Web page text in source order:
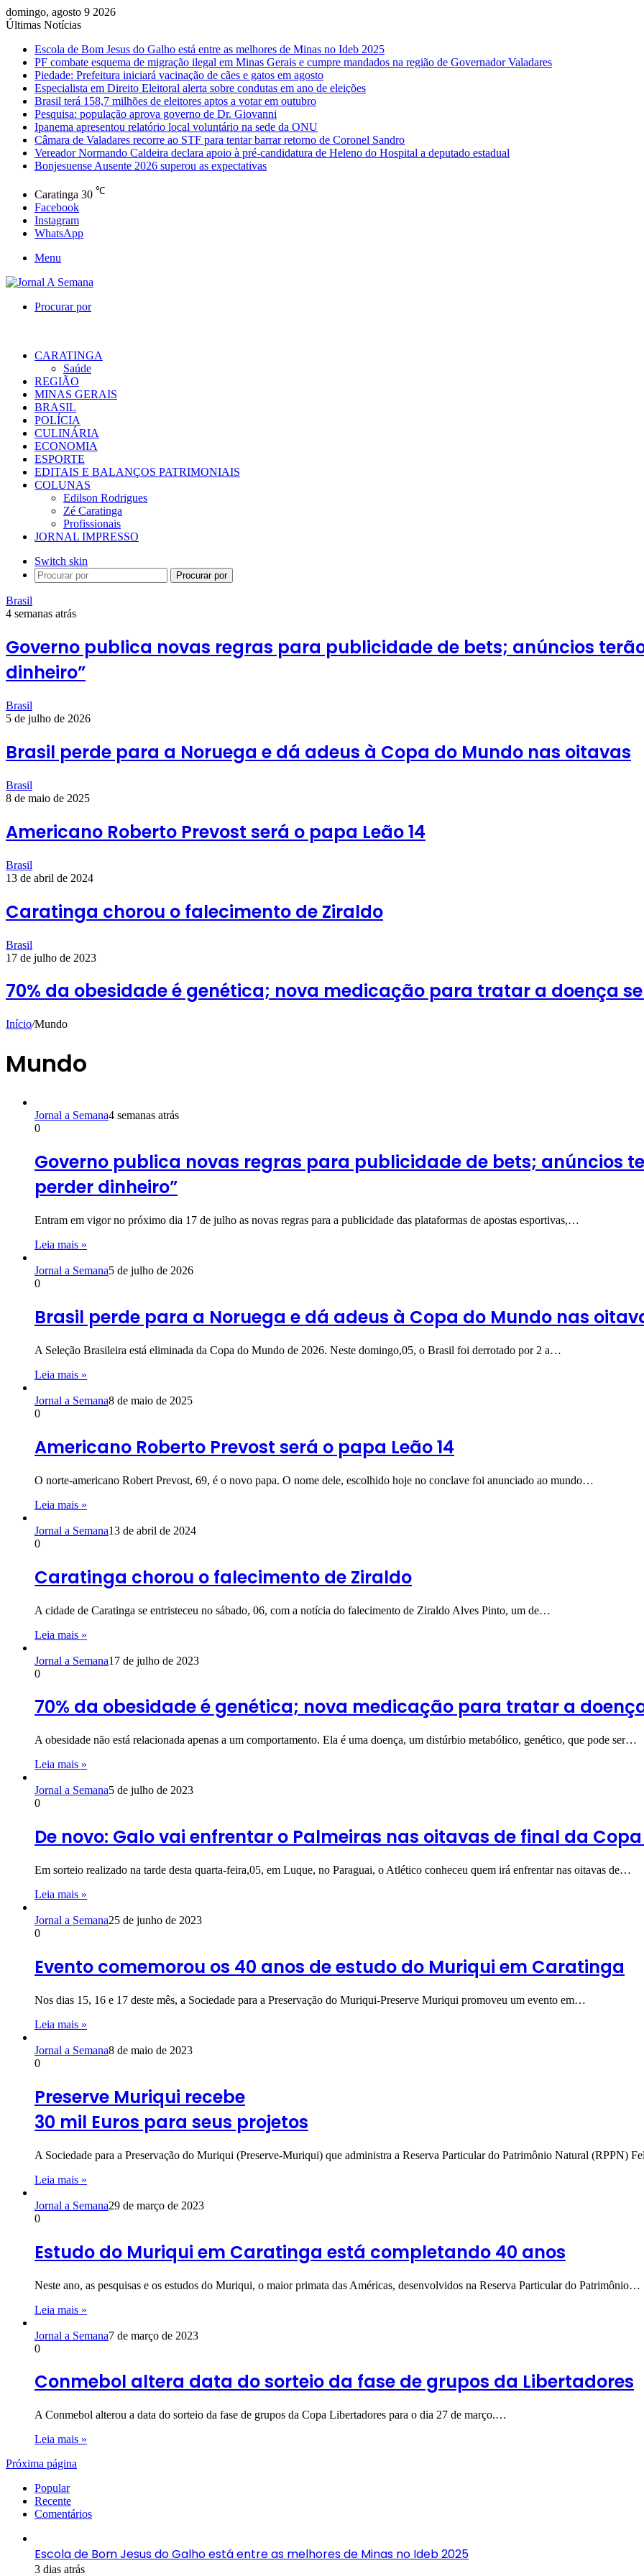
domingo, agosto 9 2026
Últimas Notícias
Escola de Bom Jesus do Galho está entre as melhores de Minas no Ideb 2025
PF combate esquema de migração ilegal em Minas Gerais e cumpre mandados na região de Governador Valadares
Piedade: Prefeitura iniciará vacinação de cães e gatos em agosto
Especialista em Direito Eleitoral alerta sobre condutas em ano de eleições
Brasil terá 158,7 milhões de eleitores aptos a votar em outubro
Pesquisa: população aprova governo de Dr. Giovanni
Ipanema apresentou relatório local voluntário na sede da ONU
Câmara de Valadares recorre ao STF para tentar barrar retorno de Coronel Sandro
Vereador Normando Caldeira declara apoio à pré-candidatura de Heleno do Hospital a deputado estadual
Bonjesuense Ausente 2026 superou as expectativas
Caratinga 30 ℃
Facebook
Instagram
WhatsApp
Menu
Procurar por
CARATINGA
Saúde
REGIÃO
MINAS GERAIS
BRASIL
POLÍCIA
CULINÁRIA
ECONOMIA
ESPORTE
EDITAIS E BALANÇOS PATRIMONIAIS
COLUNAS
Edilson Rodrigues
Zé Caratinga
Profissionais
JORNAL IMPRESSO
Switch skin
Procurar por
Brasil
4 semanas atrás
Governo publica novas regras para publicidade de bets; anúncios
dinheiro”
Brasil
5 de julho de 2026
Brasil perde para a Noruega e dá adeus à Copa do Mundo nas oitavas
Brasil
8 de maio de 2025
Americano Roberto Prevost será o papa Leão 14
Brasil
13 de abril de 2024
Caratinga chorou o falecimento de Ziraldo
Brasil
17 de julho de 2023
70% da obesidade é genética; nova medicação para tratar a doença
Início/Mundo
Mundo
Jornal a Semana4 semanas atrás
0
Governo publica novas regras para publicidade de bets; anúncios
perder dinheiro”
Entram em vigor no próximo dia 17 de julho as novas regras para a publicidade das plataformas de apostas esportivas,…
Leia mais »
Jornal a Semana5 de julho de 2026
0
Brasil perde para a Noruega e dá adeus à Copa do Mundo nas
A Seleção Brasileira está eliminada da Copa do Mundo de 2026. Neste domingo,05, o Brasil foi derrotado por 2 a…
Leia mais »
Jornal a Semana8 de maio de 2025
0
Americano Roberto Prevost será o papa Leão 14
O norte-americano Robert Prevost, 69, é o novo papa. O nome dele, escolhido hoje no conclave foi anunciado ao mundo…
Leia mais »
Jornal a Semana13 de abril de 2024
0
Caratinga chorou o falecimento de Ziraldo
A cidade de Caratinga se entristeceu no sábado, 06, com a notícia do falecimento de Ziraldo Alves Pinto, um de…
Leia mais »
Jornal a Semana17 de julho de 2023
0
70% da obesidade é genética; nova medicação para tratar a
A obesidade não está relacionada apenas a um comportamento. Ela é uma doença, um distúrbio metabólico, genético, que pode ser…
Leia mais »
Jornal a Semana5 de julho de 2023
0
De novo: Galo vai enfrentar o Palmeiras nas oitavas de final da
Em sorteio realizado na tarde desta quarta-feira,05, em Luque, no Paraguai, o Atlético conheceu quem irá enfrentar nas oitavas de…
Leia mais »
Jornal a Semana25 de junho de 2023
0
Evento comemorou os 40 anos de estudo do Muriqui em Caratinga
Nos dias 15, 16 e 17 deste mês, a Sociedade para a Preservação do Muriqui-Preserve Muriqui promoveu um evento em…
Leia mais »
Jornal a Semana8 de maio de 2023
0
Preserve Muriqui recebe
30 mil Euros para seus projetos
A Sociedade para a Preservação do Muriqui (Preserve-Muriqui) que administra a Reserva Particular do Patrimônio Natural (RPPN)
Leia mais »
Jornal a Semana29 de março de 2023
0
Estudo do Muriqui em Caratinga está completando 40 anos
Neste ano, as pesquisas e os estudos do Muriqui, o maior primata das Américas, desenvolvidos na Reserva Particular do Patrimônio…
Leia mais »
Jornal a Semana7 de março de 2023
0
Conmebol altera data do sorteio da fase de grupos da Libertadores
A Conmebol alterou a data do sorteio da fase de grupos da Copa Libertadores para o dia 27 de março.…
Leia mais »
Próxima página
Popular
Recente
Comentários
Escola de Bom Jesus do Galho está entre as melhores de Minas no Ideb 2025
3 dias atrás